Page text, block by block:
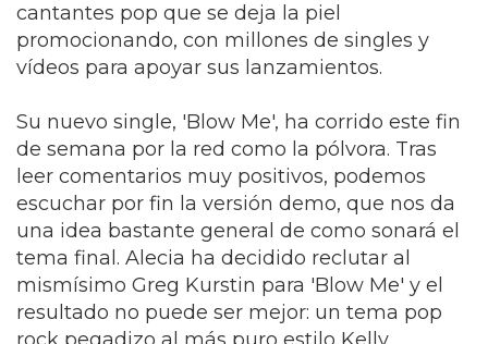
cantantes pop que se deja la piel
promocionando, con millones de singles y
vídeos para apoyar sus lanzamientos.
Su nuevo single, 'Blow Me', ha corrido este fin
de semana por la red como la pólvora. Tras
leer comentarios muy positivos, podemos
escuchar por fin la versión demo, que nos da
una idea bastante general de como sonará el
tema final. Alecia ha decidido reclutar al
mismísimo Greg Kurstin para 'Blow Me' y el
resultado no puede ser mejor: un tema pop